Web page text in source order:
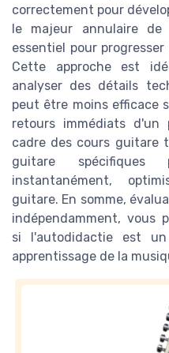
correctement pour
le majeur annulaire
essentiel pour
Cette approche est
analyser des détails
peut être moins efficace
retours immédiats d'un
cadre des cours guitare
guitare spécifiques
instantanément,
guitare. En somme,
indépendamment, vous
si l'autodidactie est
apprentissage de la